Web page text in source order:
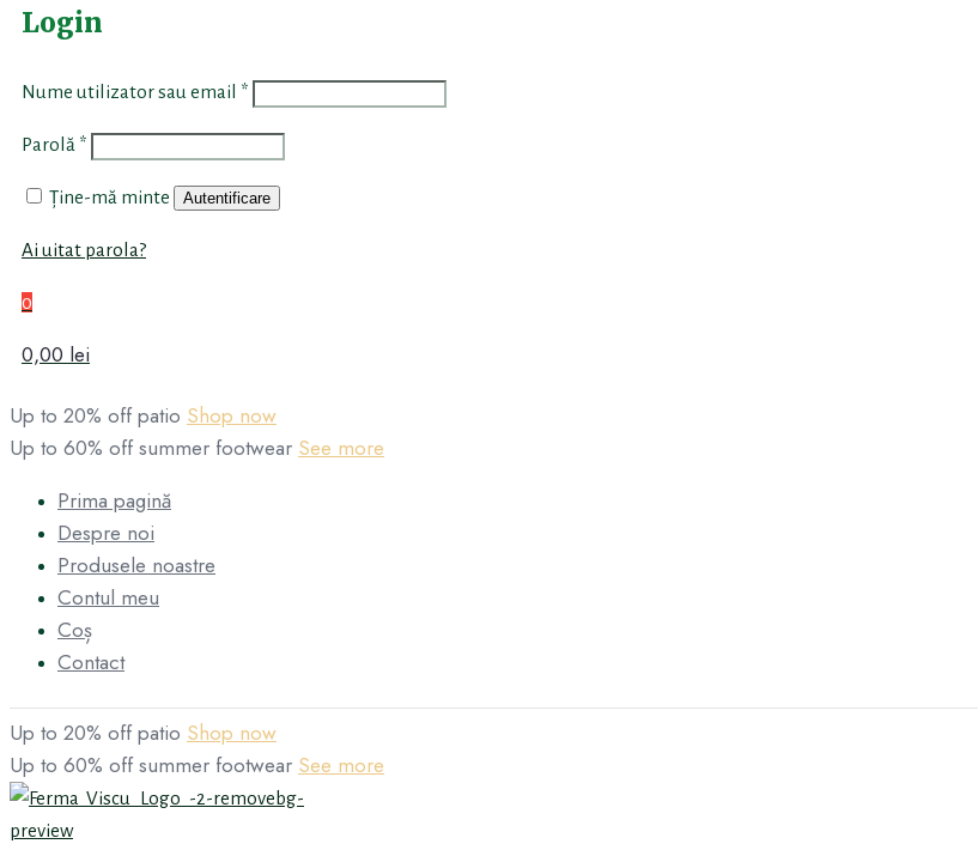
Login
Nume utilizator sau email *
Parolă *
Ține-mă minte Autentificare
Ai uitat parola?
0
0,00 lei
Up to 20% off patio Shop now
Up to 60% off summer footwear See more
Prima pagină
Despre noi
Produsele noastre
Contul meu
Coș
Contact
Up to 20% off patio Shop now
Up to 60% off summer footwear See more